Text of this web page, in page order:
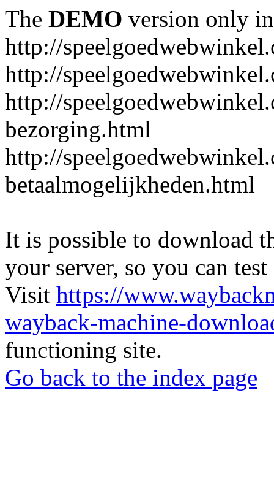
The DEMO version only
http://
http://
http://
bezorging.html
http://
betaalmogelijkheden.html
It is possible to download
your server, so you can
Visit https://
wayback-machine-
functioning site.
Go back to the index page